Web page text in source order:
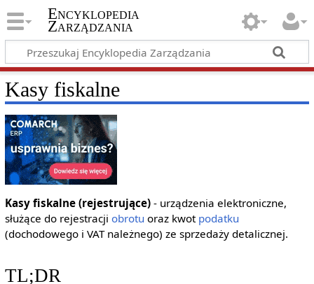
Encyklopedia
Zarządzania
Kasy fiskalne
Kasy fiskalne (rejestrujące)- urządzenia elektroniczne,
służące do rejestracji obrotu oraz kwot podatku
(dochodowego i VAT należnego) ze sprzedaży detalicznej.
TL;DR